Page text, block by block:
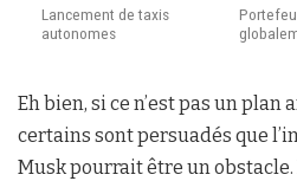
Lancement de taxis
autonomes
Eh bien, si ce n’est pas un
certains sont persuadés que
Musk pourrait être un obstacle.